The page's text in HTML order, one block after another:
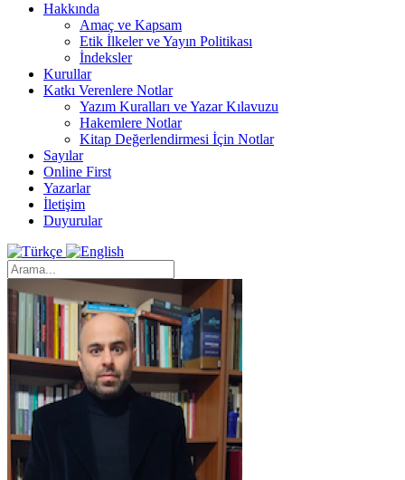
Hakkında
Amaç ve Kapsam
Etik İlkeler ve Yayın Politikası
İndeksler
Kurullar
Katkı Verenlere Notlar
Yazım Kuralları ve Yazar Kılavuzu
Hakemlere Notlar
Kitap Değerlendirmesi İçin Notlar
Sayılar
Online First
Yazarlar
İletişim
Duyurular